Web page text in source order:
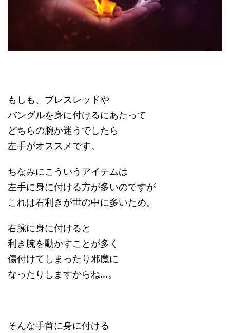
もしも、ブレスレッドや
バングルを身に付けるにあたって
どちらの腕か迷うでしたら
左手がオススメです。
ちなみにこういうアイテムは
左手に身に付ける方が多いのですが
これは右利きが世の中に多いため。
右腕に身に付けると
利き腕を動かすことが多く
傷付けてしまったり邪魔に
なったりしますからね…。
そんな手首に身に付ける